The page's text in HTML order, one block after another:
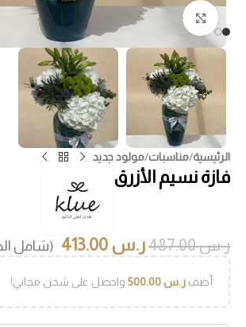
Click to enlarge
الرئيسية/مناسبات/مولود جديد
فازة نسيم الأزرق
ر.س487.00 ر.س (شامل
أضف ر.س واحصل على شحن مجاني!